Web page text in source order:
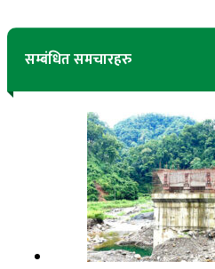
सम्बंधित समचारहरु